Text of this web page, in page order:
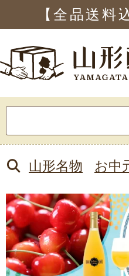
【全品送料
索:
山形名物 お中